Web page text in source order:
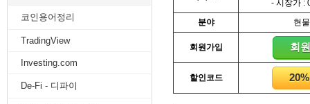
2. 봉차트
3. 호가창,거래창
10. 사께
11. 엘리
12. 쌍바
13. 지지
14. 일목
15. DMI
코인용어정리
TradingView
Investing.com
De-Fi - 디파이
- 시장가 :
분야
현물
회원가입 회
할인코드